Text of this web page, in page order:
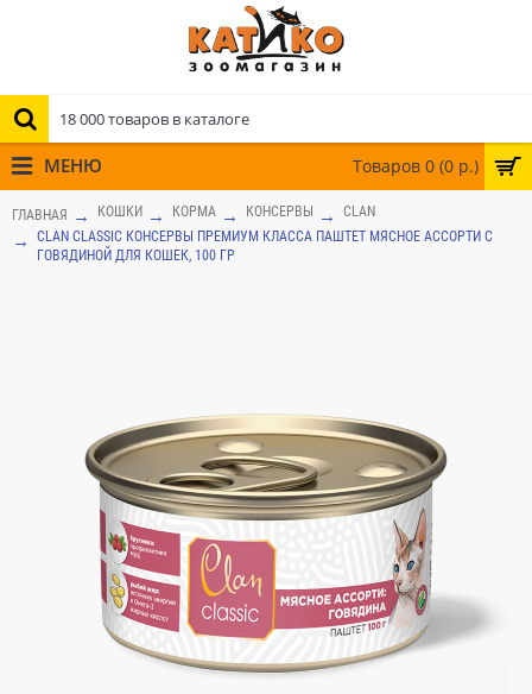
Товаров 0 (0 р.)
МЕНЮ
ГЛАВНАЯ КОШКИ КОРМА КОНСЕРВЫ
CLAN
CLAN CLASSIC КОНСЕРВЫ ПРЕМИУМ КЛАССА ПАШТЕТ МЯСНОЕ АССОРТИ С
ГОВЯДИНОЙ ДЛЯ КОШЕК, 100 ГР